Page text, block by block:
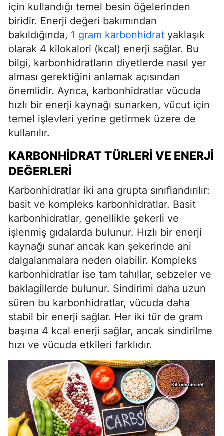
için kullandığı temel besin öğelerinden
biridir. Enerji değeri bakımından
bakıldığında, 1 gram karbonhidrat yaklaşık
olarak 4 kilokalori (kcal) enerji sağlar. Bu
bilgi, karbonhidratların diyetlerde nasıl yer
alması gerektiğini anlamak açısından
önemlidir. Ayrıca, karbonhidratlar vücuda
hızlı bir enerji kaynağı sunarken, vücut için
temel işlevleri yerine getirmek üzere de
kullanılır.
KARBONHIDRAT TÜRLERI VE ENERJI
DEĞERLERI
Karbonhidratlar iki ana grupta sınıflandırılır:
basit ve kompleks karbonhidratlar. Basit
karbonhidratlar, genellikle şekerli ve
işlenmiş gıdalarda bulunur. Hızlı bir enerji
kaynağı sunar ancak kan şekerinde ani
dalgalanmalara neden olabilir. Kompleks
karbonhidratlar ise tam tahıllar, sebzeler ve
baklagillerde bulunur. Sindirimi daha uzun
süren bu karbonhidratlar, vücuda daha
stabil bir enerji sağlar. Her iki tür de gram
başına 4 kcal enerji sağlar, ancak sindirilme
hızı ve vücuda etkileri farklıdır.